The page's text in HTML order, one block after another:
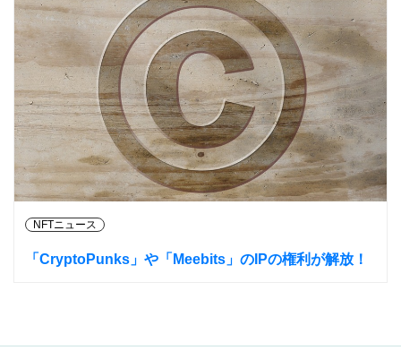
NFTニュース
「CryptoPunks」や「Meebits」のIPの権利が解放！